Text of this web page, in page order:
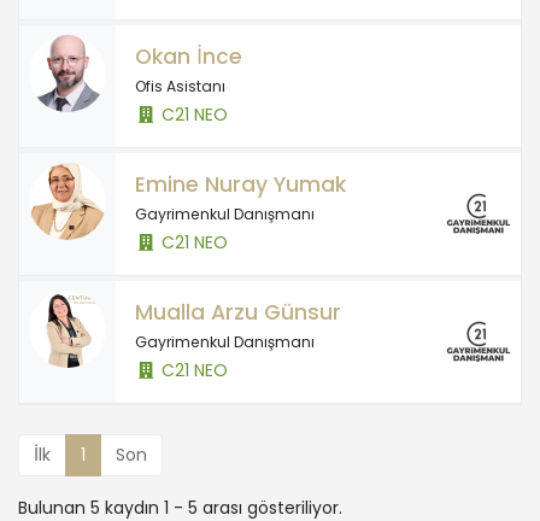
Okan İnce
Ofis Asistanı
C21 NEO
Emine Nuray Yumak
Gayrimenkul Danışmanı
C21 NEO
Mualla Arzu Günsur
Gayrimenkul Danışmanı
C21 NEO
İlk 1 Son
Bulunan 5 kaydın 1 - 5 arası gösteriliyor.